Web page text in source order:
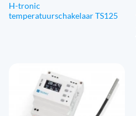
H-tronic
temperatuurschakelaar TS125